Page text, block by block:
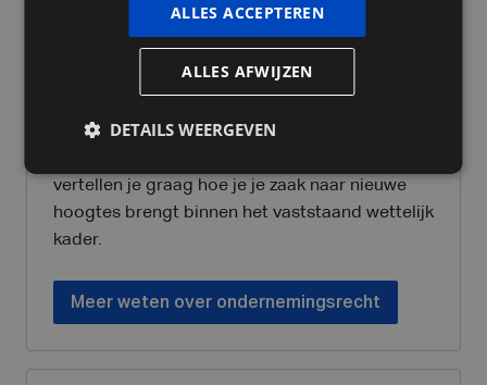
Onze Tax & Legal experts kennen het
vertellen je graag hoe je je zaak naar nieuwe
hoogtes brengt binnen het vaststaand wettelijk
kader.
Meer weten over ondernemingsrecht
ALLES ACCEPTEREN
ALLES AFWIJZEN
DETAILS WEERGEVEN